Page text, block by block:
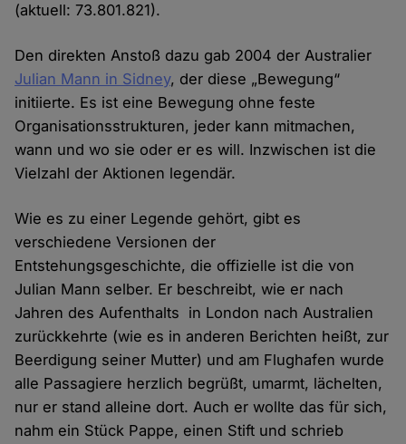
(aktuell: 73.801.821).
Den direkten Anstoß dazu gab 2004 der Australier
Julian Mann in Sidney, der diese „Bewegung“
initiierte. Es ist eine Bewegung ohne feste
Organisationsstrukturen, jeder kann mitmachen,
wann und wo sie oder er es will. Inzwischen ist die
Vielzahl der Aktionen legendär.
Wie es zu einer Legende gehört, gibt es
verschiedene Versionen der
Entstehungsgeschichte, die offizielle ist die von
Julian Mann selber. Er beschreibt, wie er nach
Jahren des Aufenthalts in London nach Australien
zurückkehrte (wie es in anderen Berichten heißt, zur
Beerdigung seiner Mutter) und am Flughafen wurde
alle Passagiere herzlich begrüßt, umarmt, lächelten,
nur er stand alleine dort. Auch er wollte das für sich,
nahm ein Stück Pappe, einen Stift und schrieb